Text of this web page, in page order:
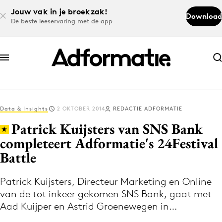
Jouw vak in je broekzak!
De beste leeservaring met de app
Download
Abonneer nu
Abonneer nu
Log in
Volg het laatste nieuws via de Adformatie
Nieuws app
Data & Insights 2 OKTOBER 2014 REDACTIE ADFORMATIE
Patrick Kuijsters van SNS Bank
completeert Adformatie's 24Festival
Battle
Patrick Kuijsters, Directeur Marketing en Online
van de tot inkeer gekomen SNS Bank, gaat met
Aad Kuijper en Astrid Groenewegen in…